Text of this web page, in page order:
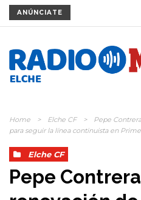
ANÚNCIATE
Home > Elche CF >
Pepe
para seguir la línea continuista en
Elche CF
Pepe